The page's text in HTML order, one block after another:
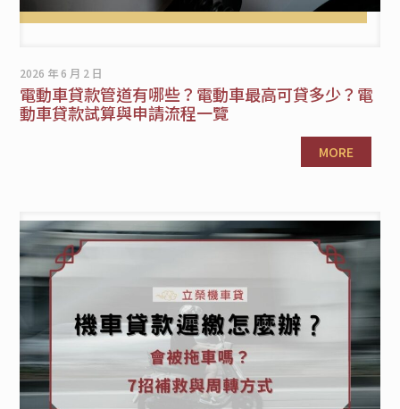
2026 年 6 月 2 日
電動車貸款管道有哪些？電動車最高可貸多少？電
動車貸款試算與申請流程一覽
MORE